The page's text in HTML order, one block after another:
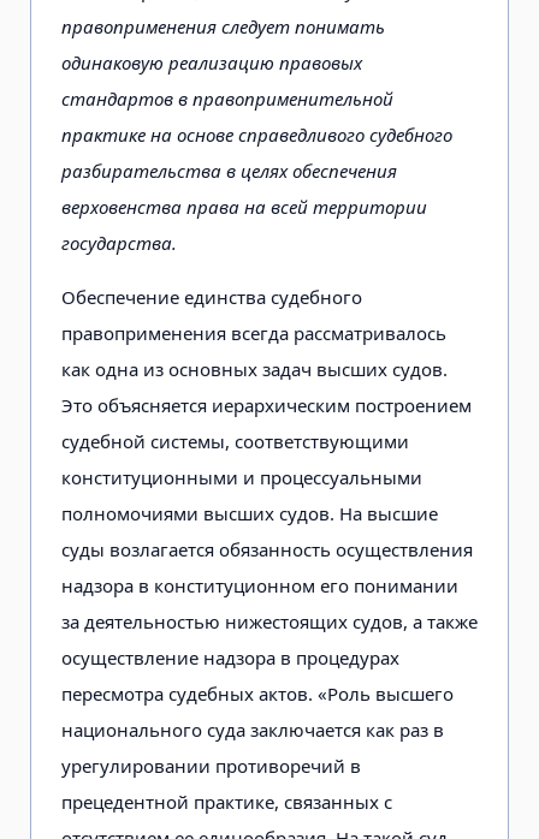
правоприменения следует понимать
одинаковую реализацию правовых
стандартов в правоприменительной
практике на основе справедливого судебного
разбирательства в целях обеспечения
верховенства права на всей территории
государства.
Обеспечение единства судебного
правоприменения всегда рассматривалось
как одна из основных задач высших судов.
Это объясняется иерархическим построением
судебной системы, соответствующими
конституционными и процессуальными
полномочиями высших судов. На высшие
суды возлагается обязанность осуществления
надзора в конституционном его понимании
за деятельностью нижестоящих судов, а также
осуществление надзора в процедурах
пересмотра судебных актов. «Роль высшего
национального суда заключается как раз в
урегулировании противоречий в
прецедентной практике, связанных с